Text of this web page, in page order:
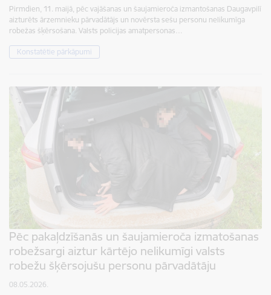
Pirmdien, 11. maijā, pēc vajāšanas un šaujamieroča izmantošanas Daugavpilī
aizturēts ārzemnieku pārvadātājs un novērsta sešu personu nelikumīga
robežas šķērsošana. Valsts policijas amatpersonas…
Konstatētie pārkāpumi
Pēc pakaļdzīšanās un šaujamieroča izmatošanas
robežsargi aiztur kārtējo nelikumīgi valsts
robežu šķērsojušu personu pārvadātāju
08.05.2026.